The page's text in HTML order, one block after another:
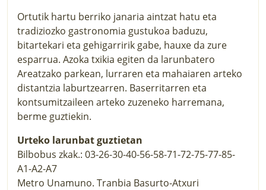
Ortutik hartu berriko janaria aintzat hatu eta
tradiziozko gastronomia gustukoa baduzu,
bitartekari eta gehigarririk gabe, hauxe da zure
esparrua. Azoka txikia egiten da larunbatero
Areatzako parkean, lurraren eta mahaiaren arteko
distantzia laburtzearren. Baserritarren eta
kontsumitzaileen arteko zuzeneko harremana,
berme guztiekin.
Urteko larunbat guztietan
Bilbobus zkak.: 03-26-30-40-56-58-71-72-75-77-85-
A1-A2-A7
Metro Unamuno. Tranbia Basurto-Atxuri